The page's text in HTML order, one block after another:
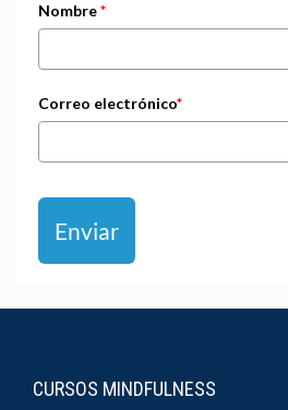
Nombre*
Correo electrónico*
Enviar
CURSOS MINDFULNESS